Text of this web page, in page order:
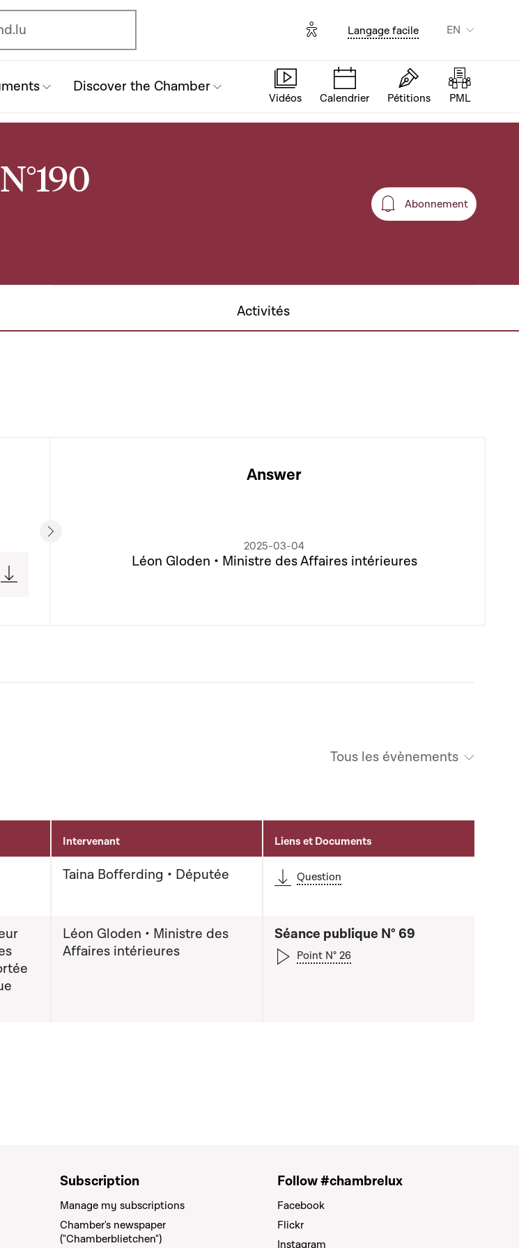
Options d'accessibilité
Langage facile EN
Discover the Chamber
Vidéos Calendrier Pétitions PML
Abonnement
Abonnement
Activités
Answer
2025-03-04
Léon Gloden • Ministre des Affaires intérieures
Tous les évènements
Intervenant Liens et Documents
Taina Bofferding • Députée Question
Léon Gloden • Ministre des
Affaires intérieures
Séance publique N° 69
Point N° 26
Subscription
Manage my subscriptions
Chamber's newspaper
("Chamberblietchen")
Follow #chambrelux
Facebook
Flickr
Instagram